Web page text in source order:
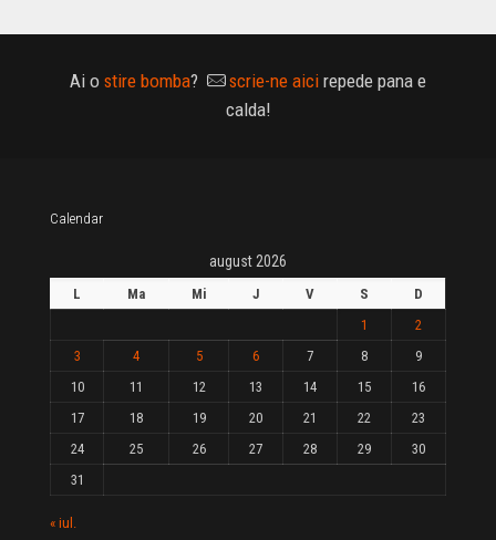
Ai o stire bomba? scrie-ne aici repede pana e
calda!
Calendar
august 2026
L Ma Mi J V S
D
1
2
3
4 5 6 7 8
9
10
11 12 13 14 15
16
17
18 19 20 21 22
23
24
25 26 27 28 29
30
31
« iul.